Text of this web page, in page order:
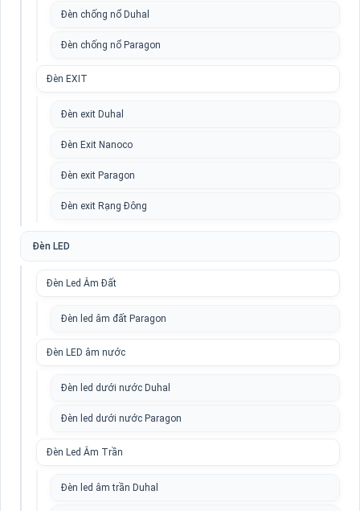
Đèn chống nổ Duhal
Đèn chống nổ Paragon
Đèn EXIT
Đèn exit Duhal
Đèn Exit Nanoco
Đèn exit Paragon
Đèn exit Rạng Đông
Đèn LED
Đèn Led Âm Đất
Đèn led âm đất Paragon
Đèn LED âm nước
Đèn led dưới nước Duhal
Đèn led dưới nước Paragon
Đèn Led Âm Trần
Đèn led âm trần Duhal